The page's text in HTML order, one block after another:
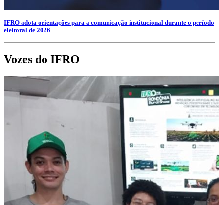
IFRO adota orientações para a comunicação institucional durante o período
eleitoral de 2026
Vozes do IFRO